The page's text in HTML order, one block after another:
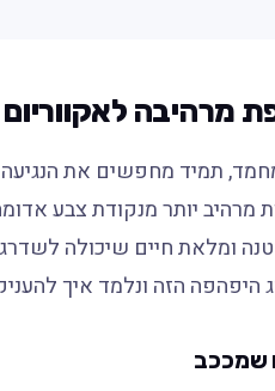
מרהיבה
תמיד מחפשים את
מרהיב יותר מנקודת צבע
ומלאת חיים שיכולה לשדרג
הזה ונלמד איך
שמככב